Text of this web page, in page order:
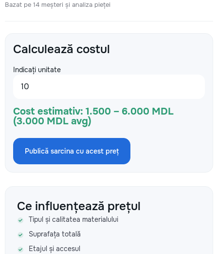
Bazat pe 14 meșteri și analiza pieței
Calculează costul
Indicați unitate
Cost estimativ: 1.500 – 6.000 MDL
(3.000 MDL avg)
Publică sarcina cu acest preț
Ce influențează prețul
Tipul și calitatea materialului
Suprafața totală
Etajul și accesul